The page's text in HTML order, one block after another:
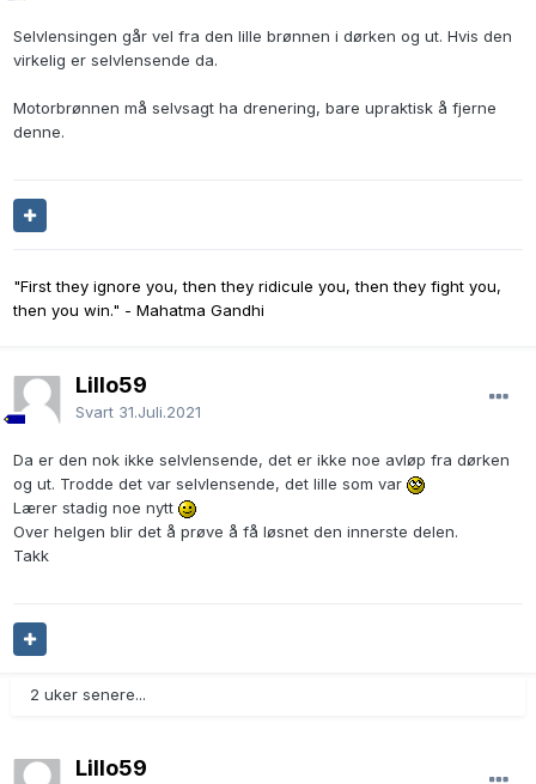
Selvlensingen går vel fra den lille brønnen i dørken og ut. Hvis den
virkelig er selvlensende da.
Motorbrønnen må selvsagt ha drenering, bare upraktisk å fjerne
denne.
"First they ignore you, then they ridicule you, then they fight you,
then you win." - Mahatma Gandhi
Lillo59
Svart 31.Juli.2021
Da er den nok ikke selvlensende, det er ikke noe avløp fra dørken
og ut. Trodde det var selvlensende, det lille som var
Lærer stadig noe nytt
Over helgen blir det å prøve å få løsnet den innerste delen.
Takk
2 uker senere...
Lillo59